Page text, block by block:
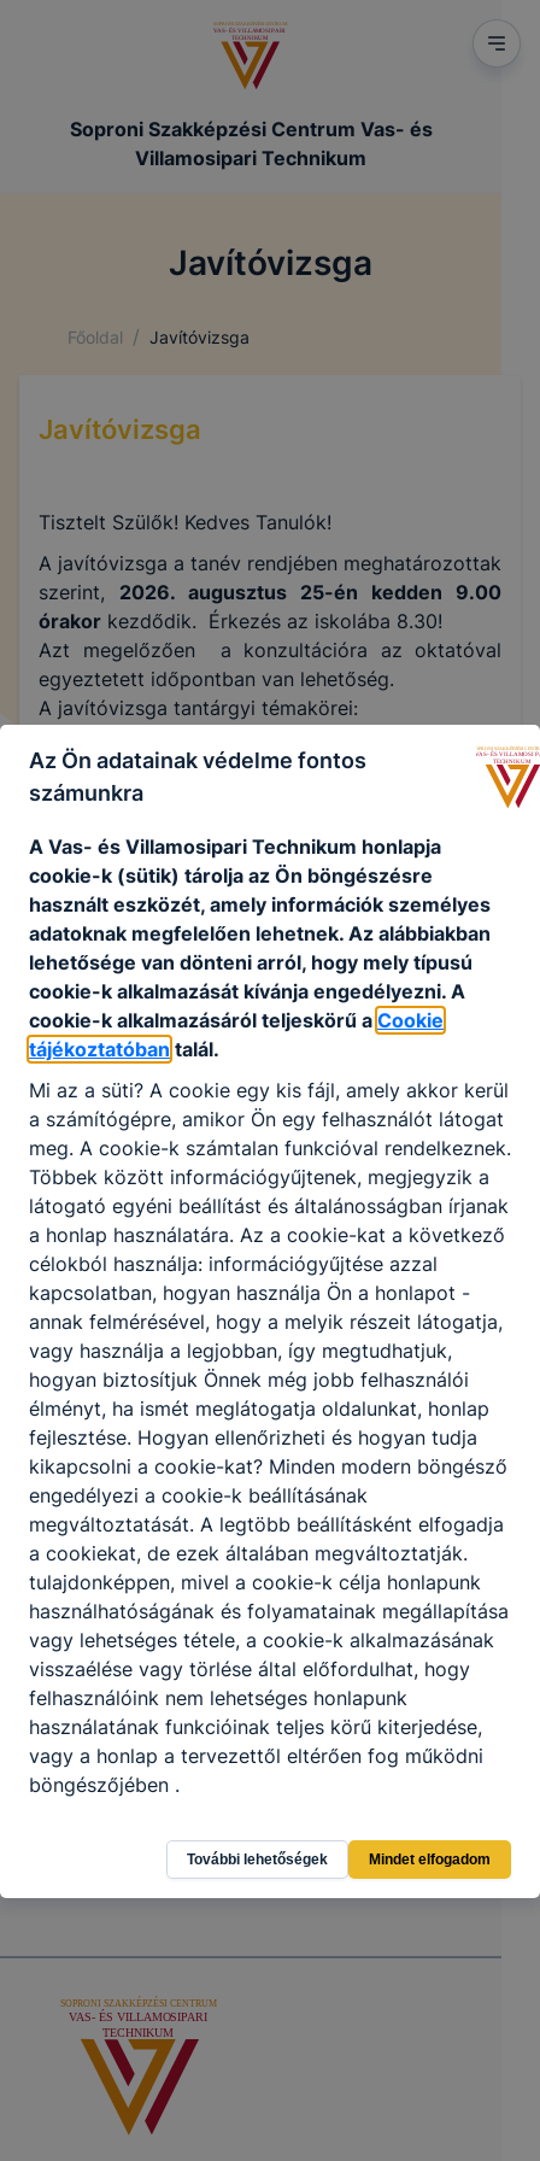
Soproni Szakképzési Centrum Vas- és
Villamosipari Technikum
Javítóvizsga
Főoldal / Javítóvizsga
Javítóvizsga
Tisztelt Szülők! Kedves Tanulók!
A javítóvizsga a tanév rendjében meghatározottak
szerint, 2026. augusztus 25-én kedden 9.00
órakor kezdődik. Érkezés az iskolába 8.30!
Azt megelőzően a konzultációra az oktatóval
egyeztetett időpontban van lehetőség.
A javítóvizsga tantárgyi témakörei:
Edzéselmélet & anatómia
Fizika
Gépészet
Informatika
Matematika
Természetismeret
Villamosipar
Partnereink
Az Ön adatainak védelme fontos
számunkra
A Vas- és Villamosipari Technikum honlapja
cookie-k (sütik) tárolja az Ön böngészésre
használt eszközét, amely információk személyes
adatoknak megfelelően lehetnek. Az alábbiakban
lehetősége van dönteni arról, hogy mely típusú
cookie-k alkalmazását kívánja engedélyezni. A
cookie-k alkalmazásáról teljeskörű a Cookie
tájékoztatóban talál.
Mi az a süti? A cookie egy kis fájl, amely akkor kerül
a számítógépre, amikor Ön egy felhasználót látogat
meg. A cookie-k számtalan funkcióval rendelkeznek.
Többek között információgyűjtenek, megjegyzik a
látogató egyéni beállítást és általánosságban írjanak
a honlap használatára. Az a cookie-kat a következő
célokból használja: információgyűjtése azzal
kapcsolatban, hogyan használja Ön a honlapot -
annak felmérésével, hogy a melyik részeit látogatja,
vagy használja a legjobban, így megtudhatjuk,
hogyan biztosítjuk Önnek még jobb felhasználói
élményt, ha ismét meglátogatja oldalunkat, honlap
fejlesztése. Hogyan ellenőrizheti és hogyan tudja
kikapcsolni a cookie-kat? Minden modern böngésző
engedélyezi a cookie-k beállításának
megváltoztatását. A legtöbb beállításként elfogadja
a cookiekat, de ezek általában megváltoztatják.
tulajdonképpen, mivel a cookie-k célja honlapunk
használhatóságának és folyamatainak megállapítása
vagy lehetséges tétele, a cookie-k alkalmazásának
visszaélése vagy törlése által előfordulhat, hogy
felhasználóink ​​nem lehetséges honlapunk
használatának funkcióinak teljes körű kiterjedése,
vagy a honlap a tervezettől eltérően fog működni
böngészőjében .
További lehetőségek Mindet elfogadom